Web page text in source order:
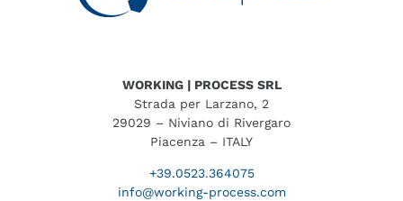
WORKING | PROCESS SRL
Strada per Larzano, 2
29029 – Niviano di Rivergaro
Piacenza – ITALY
+39.0523.364075
info@working-process.com